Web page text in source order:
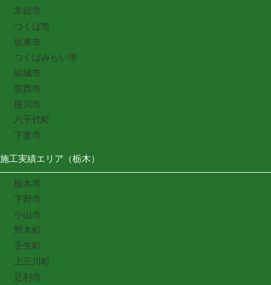
常総市
つくば市
坂東市
つくばみらい市
結城市
筑西市
桜川市
八千代町
下妻市
施工実績エリア（栃木）
栃木市
下野市
小山市
野木町
壬生町
上三川町
足利市